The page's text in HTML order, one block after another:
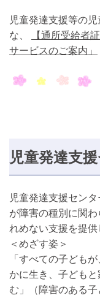
児童発達支援等の
な、
【通所受給者
サービスのご案内」
児童発達支
児童発達支援セン
が障害の種別に関
れめない支援を提供
＜めざす姿＞
「すべての子ども
かに生き、子ども
む」（障害のある